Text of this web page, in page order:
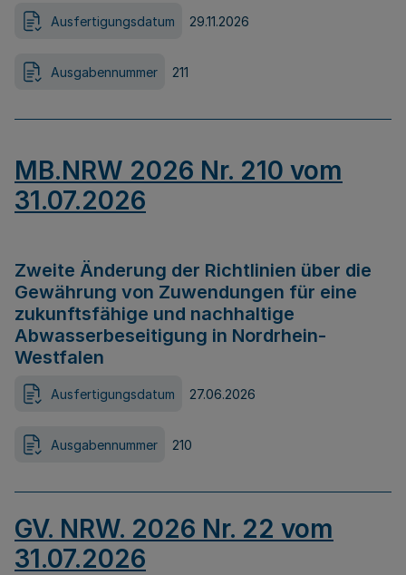
Ausfertigungsdatum 29.11.2026
Ausgabennummer 211
MB.NRW 2026 Nr. 210 vom
31.07.2026
Zweite Änderung der Richtlinien über die
Gewährung von Zuwendungen für eine
zukunftsfähige und nachhaltige
Abwasserbeseitigung in Nordrhein-
Westfalen
Ausfertigungsdatum 27.06.2026
Ausgabennummer 210
GV. NRW. 2026 Nr. 22 vom
31.07.2026